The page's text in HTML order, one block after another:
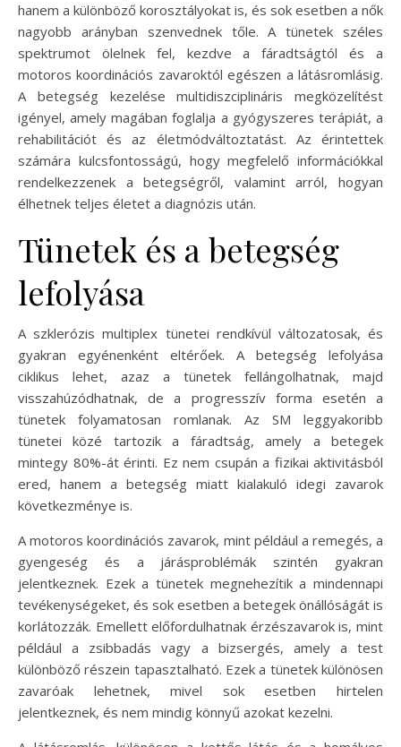
hanem a különböző korosztályokat is, és sok esetben a nők
nagyobb arányban szenvednek tőle. A tünetek széles
spektrumot ölelnek fel, kezdve a fáradtságtól és a
motoros koordinációs zavaroktól egészen a látásromlásig.
A betegség kezelése multidiszciplináris megközelítést
igényel, amely magában foglalja a gyógyszeres terápiát, a
rehabilitációt és az életmódváltoztatást. Az érintettek
számára kulcsfontosságú, hogy megfelelő információkkal
rendelkezzenek a betegségről, valamint arról, hogyan
élhetnek teljes életet a diagnózis után.
Tünetek és a betegség
lefolyása
A szklerózis multiplex tünetei rendkívül változatosak, és
gyakran egyénenként eltérőek. A betegség lefolyása
ciklikus lehet, azaz a tünetek fellángolhatnak, majd
visszahúzódhatnak, de a progresszív forma esetén a
tünetek folyamatosan romlanak. Az SM leggyakoribb
tünetei közé tartozik a fáradtság, amely a betegek
mintegy 80%-át érinti. Ez nem csupán a fizikai aktivitásból
ered, hanem a betegség miatt kialakuló idegi zavarok
következménye is.
A motoros koordinációs zavarok, mint például a remegés, a
gyengeség és a járásproblémák szintén gyakran
jelentkeznek. Ezek a tünetek megnehezítik a mindennapi
tevékenységeket, és sok esetben a betegek önállóságát is
korlátozzák. Emellett előfordulhatnak érzészavarok is, mint
például a zsibbadás vagy a bizsergés, amely a test
különböző részein tapasztalható. Ezek a tünetek különösen
zavaróak lehetnek, mivel sok esetben hirtelen
jelentkeznek, és nem mindig könnyű azokat kezelni.